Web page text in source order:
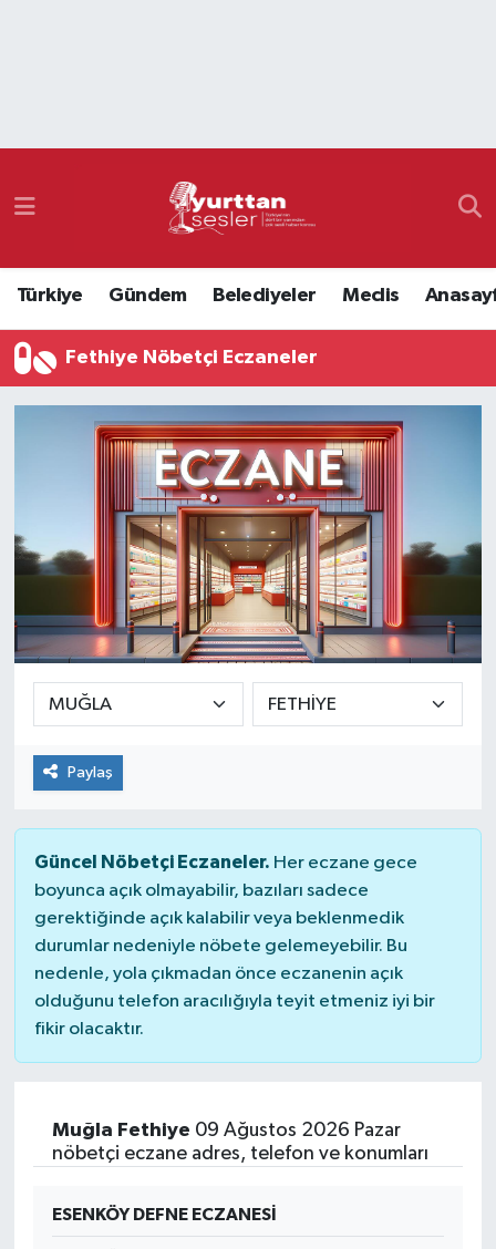
Türkiye Gündem Belediyeler Meclis
Fethiye Nöbetçi Eczaneler
Paylaş
Güncel Nöbetçi Eczaneler. Her eczane gece
boyunca açık olmayabilir, bazıları sadece
gerektiğinde açık kalabilir veya beklenmedik
durumlar nedeniyle nöbete gelemeyebilir. Bu
nedenle, yola çıkmadan önce eczanenin açık
olduğunu telefon aracılığıyla teyit etmeniz iyi bir
fikir olacaktır.
Muğla Fethiye 09 Ağustos 2026 Pazar
nöbetçi eczane adres, telefon ve konumları
ESENKÖY DEFNE ECZANESİ
Namaz Vakitleri
Süper Lig Puan Durumu ve Fikstür
Tüm Manşetler
Son Dakika Haberleri
Haber Arşivi